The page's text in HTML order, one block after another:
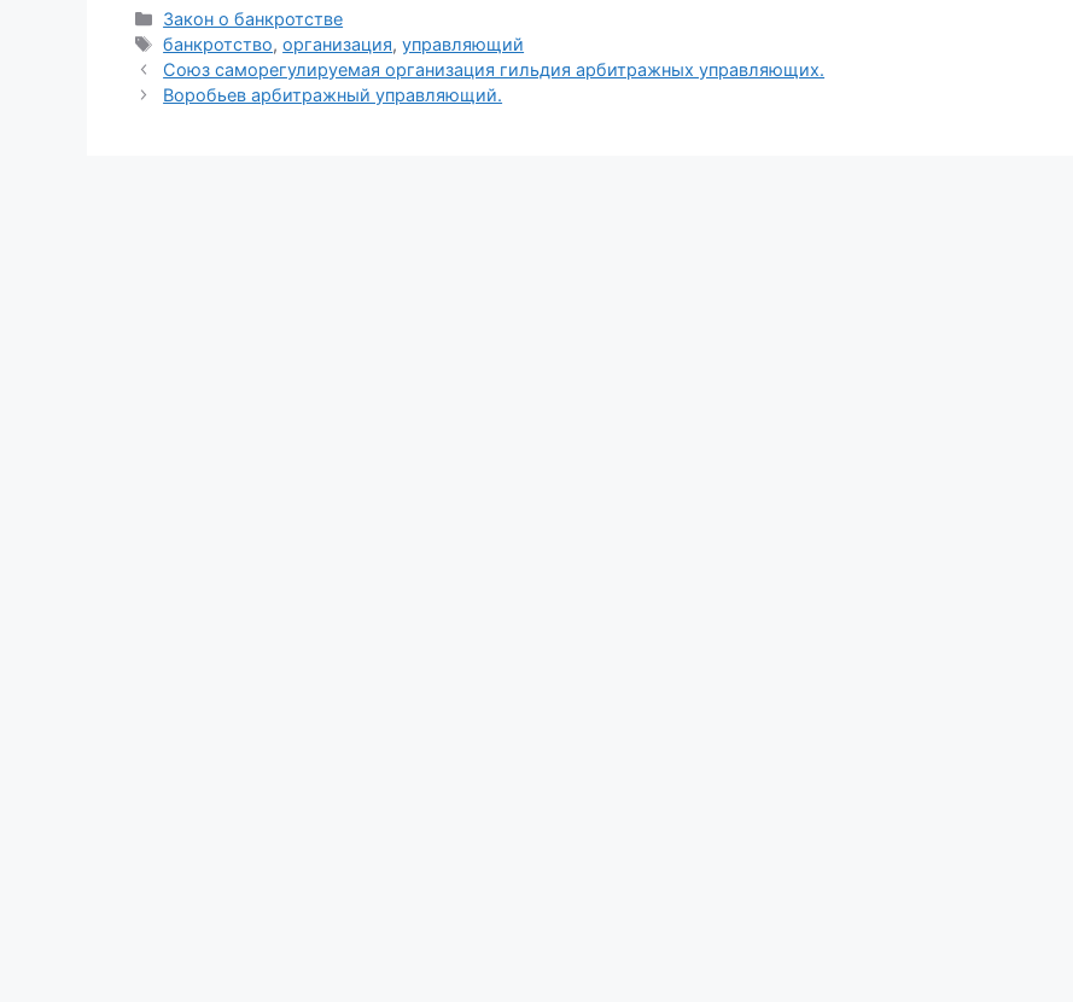
Рубрики
Закон о банкротстве
Метки
банкротство,организация,управляющий
Союз саморегулируемая организация гильдия арбитражных управляющих.
Воробьев арбитражный управляющий.